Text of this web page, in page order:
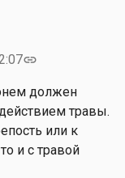
link
должен
травы.
или к
и с травой